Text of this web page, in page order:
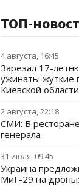
ТОП-
4 августа, 16:45
Зарезал 17-
ужинать: жуткие
Киевской области
2 августа, 22:18
СМИ: В
генерала
31 июля, 09:45
Украина
МиГ-29 на